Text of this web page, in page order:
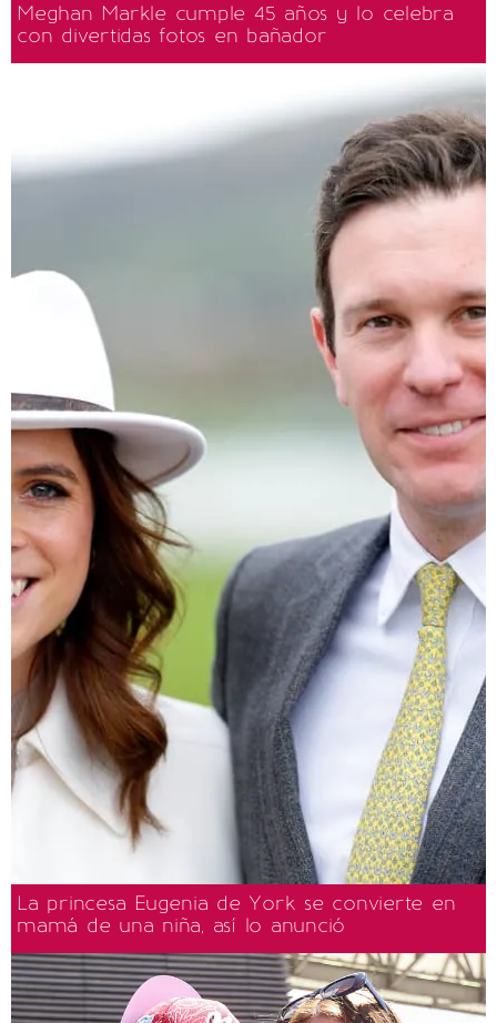
Meghan Markle cumple 45 años y lo celebra
con divertidas fotos en bañador
La princesa Eugenia de York se convierte en
mamá de una niña, así lo anunció